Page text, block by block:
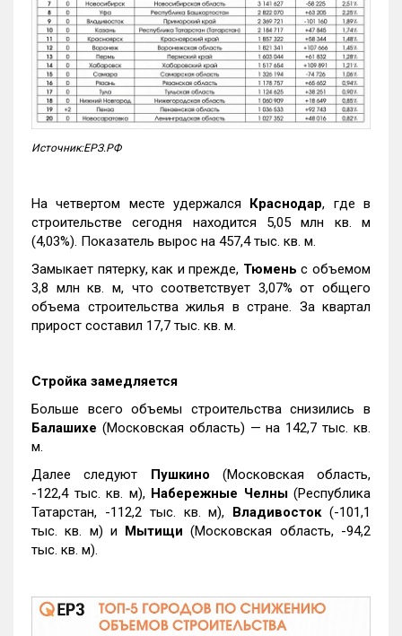
Источник:ЕРЗ.РФ
На четвертом месте удержался Краснодар, где в
строительстве сегодня находится 5,05 млн кв. м
(4,03%). Показатель вырос на 457,4 тыс. кв. м.
Замыкает пятерку, как и прежде, Тюмень с объемом
3,8 млн кв. м, что соответствует 3,07% от общего
объема строительства жилья в стране. За квартал
прирост составил 17,7 тыс. кв. м.
Стройка замедляется
Больше всего объемы строительства снизились в
Балашихе (Московская область) — на 142,7 тыс. кв.
м.
Далее следуют Пушкино (Московская область,
-122,4 тыс. кв. м), Набережные Челны(Республика
Татарстан, -112,2 тыс. кв. м), Владивосток(-101,1
тыс. кв. м) и Мытищи (Московская область, -94,2
тыс. кв. м).